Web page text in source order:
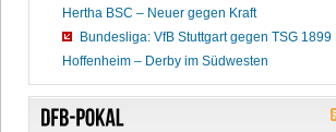
Hertha BSC – Neuer gegen Kraft
Bundesliga: VfB Stuttgart gegen TSG 1899
Hoffenheim – Derby im Südwesten